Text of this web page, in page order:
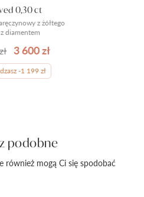
z żółtego
diamentem
0,30 ct
3 600 zł
-1 199 zł
podobne
również mogą Ci się spodobać